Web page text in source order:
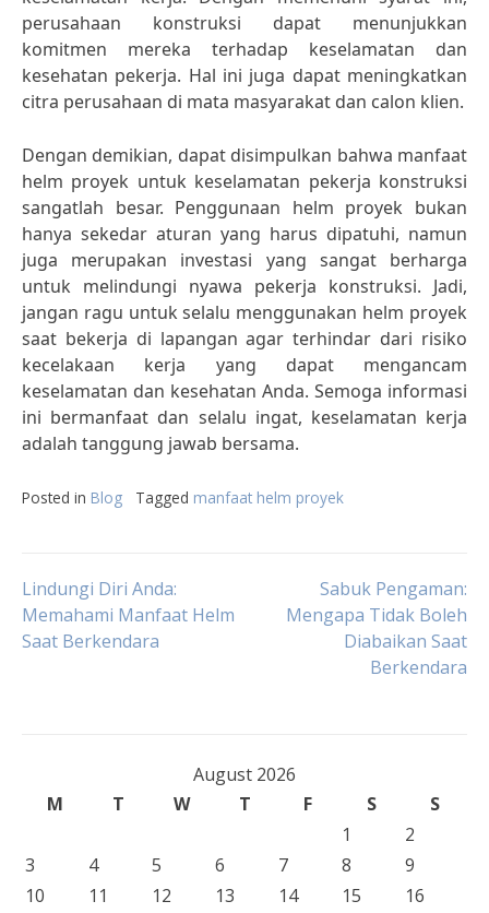
perusahaan konstruksi dapat menunjukkan
komitmen mereka terhadap keselamatan dan
kesehatan pekerja. Hal ini juga dapat meningkatkan
citra perusahaan di mata masyarakat dan calon klien.
Dengan demikian, dapat disimpulkan bahwa manfaat
helm proyek untuk keselamatan pekerja konstruksi
sangatlah besar. Penggunaan helm proyek bukan
hanya sekedar aturan yang harus dipatuhi, namun
juga merupakan investasi yang sangat berharga
untuk melindungi nyawa pekerja konstruksi. Jadi,
jangan ragu untuk selalu menggunakan helm proyek
saat bekerja di lapangan agar terhindar dari risiko
kecelakaan kerja yang dapat mengancam
keselamatan dan kesehatan Anda. Semoga informasi
ini bermanfaat dan selalu ingat, keselamatan kerja
adalah tanggung jawab bersama.
Posted in Blog Tagged manfaat helm proyek
Post
navigation
Lindungi Diri Anda:
Memahami Manfaat Helm
Saat Berkendara
Sabuk Pengaman:
Mengapa Tidak Boleh
Diabaikan Saat
Berkendara
August 2026
M
T W T F S
S
1
2
3
4 5 6 7 8
9
10
11 12 13 14 15
16